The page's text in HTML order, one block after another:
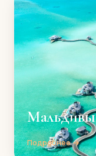
Мальдивы
Подробнее →